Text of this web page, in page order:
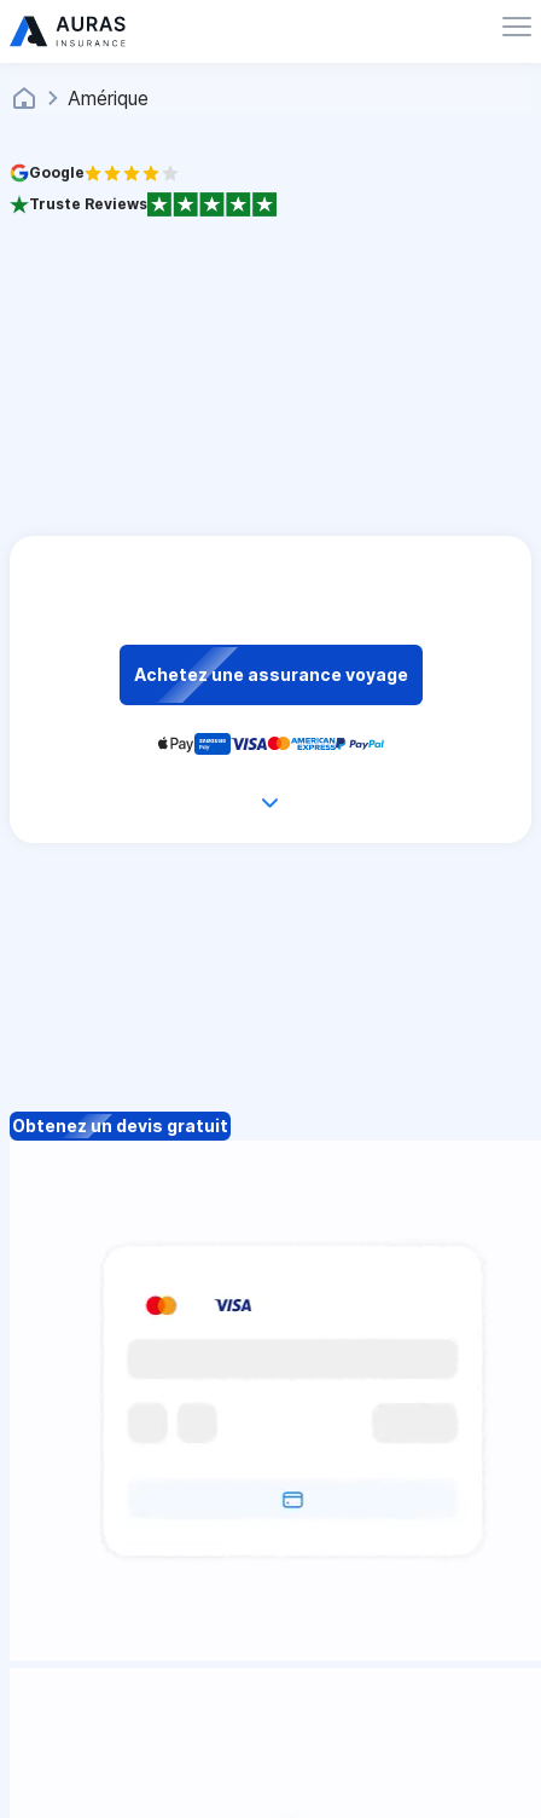
Amérique
Google
Truste Reviews
Achetez une assurance voyage
Obtenez un devis gratuit